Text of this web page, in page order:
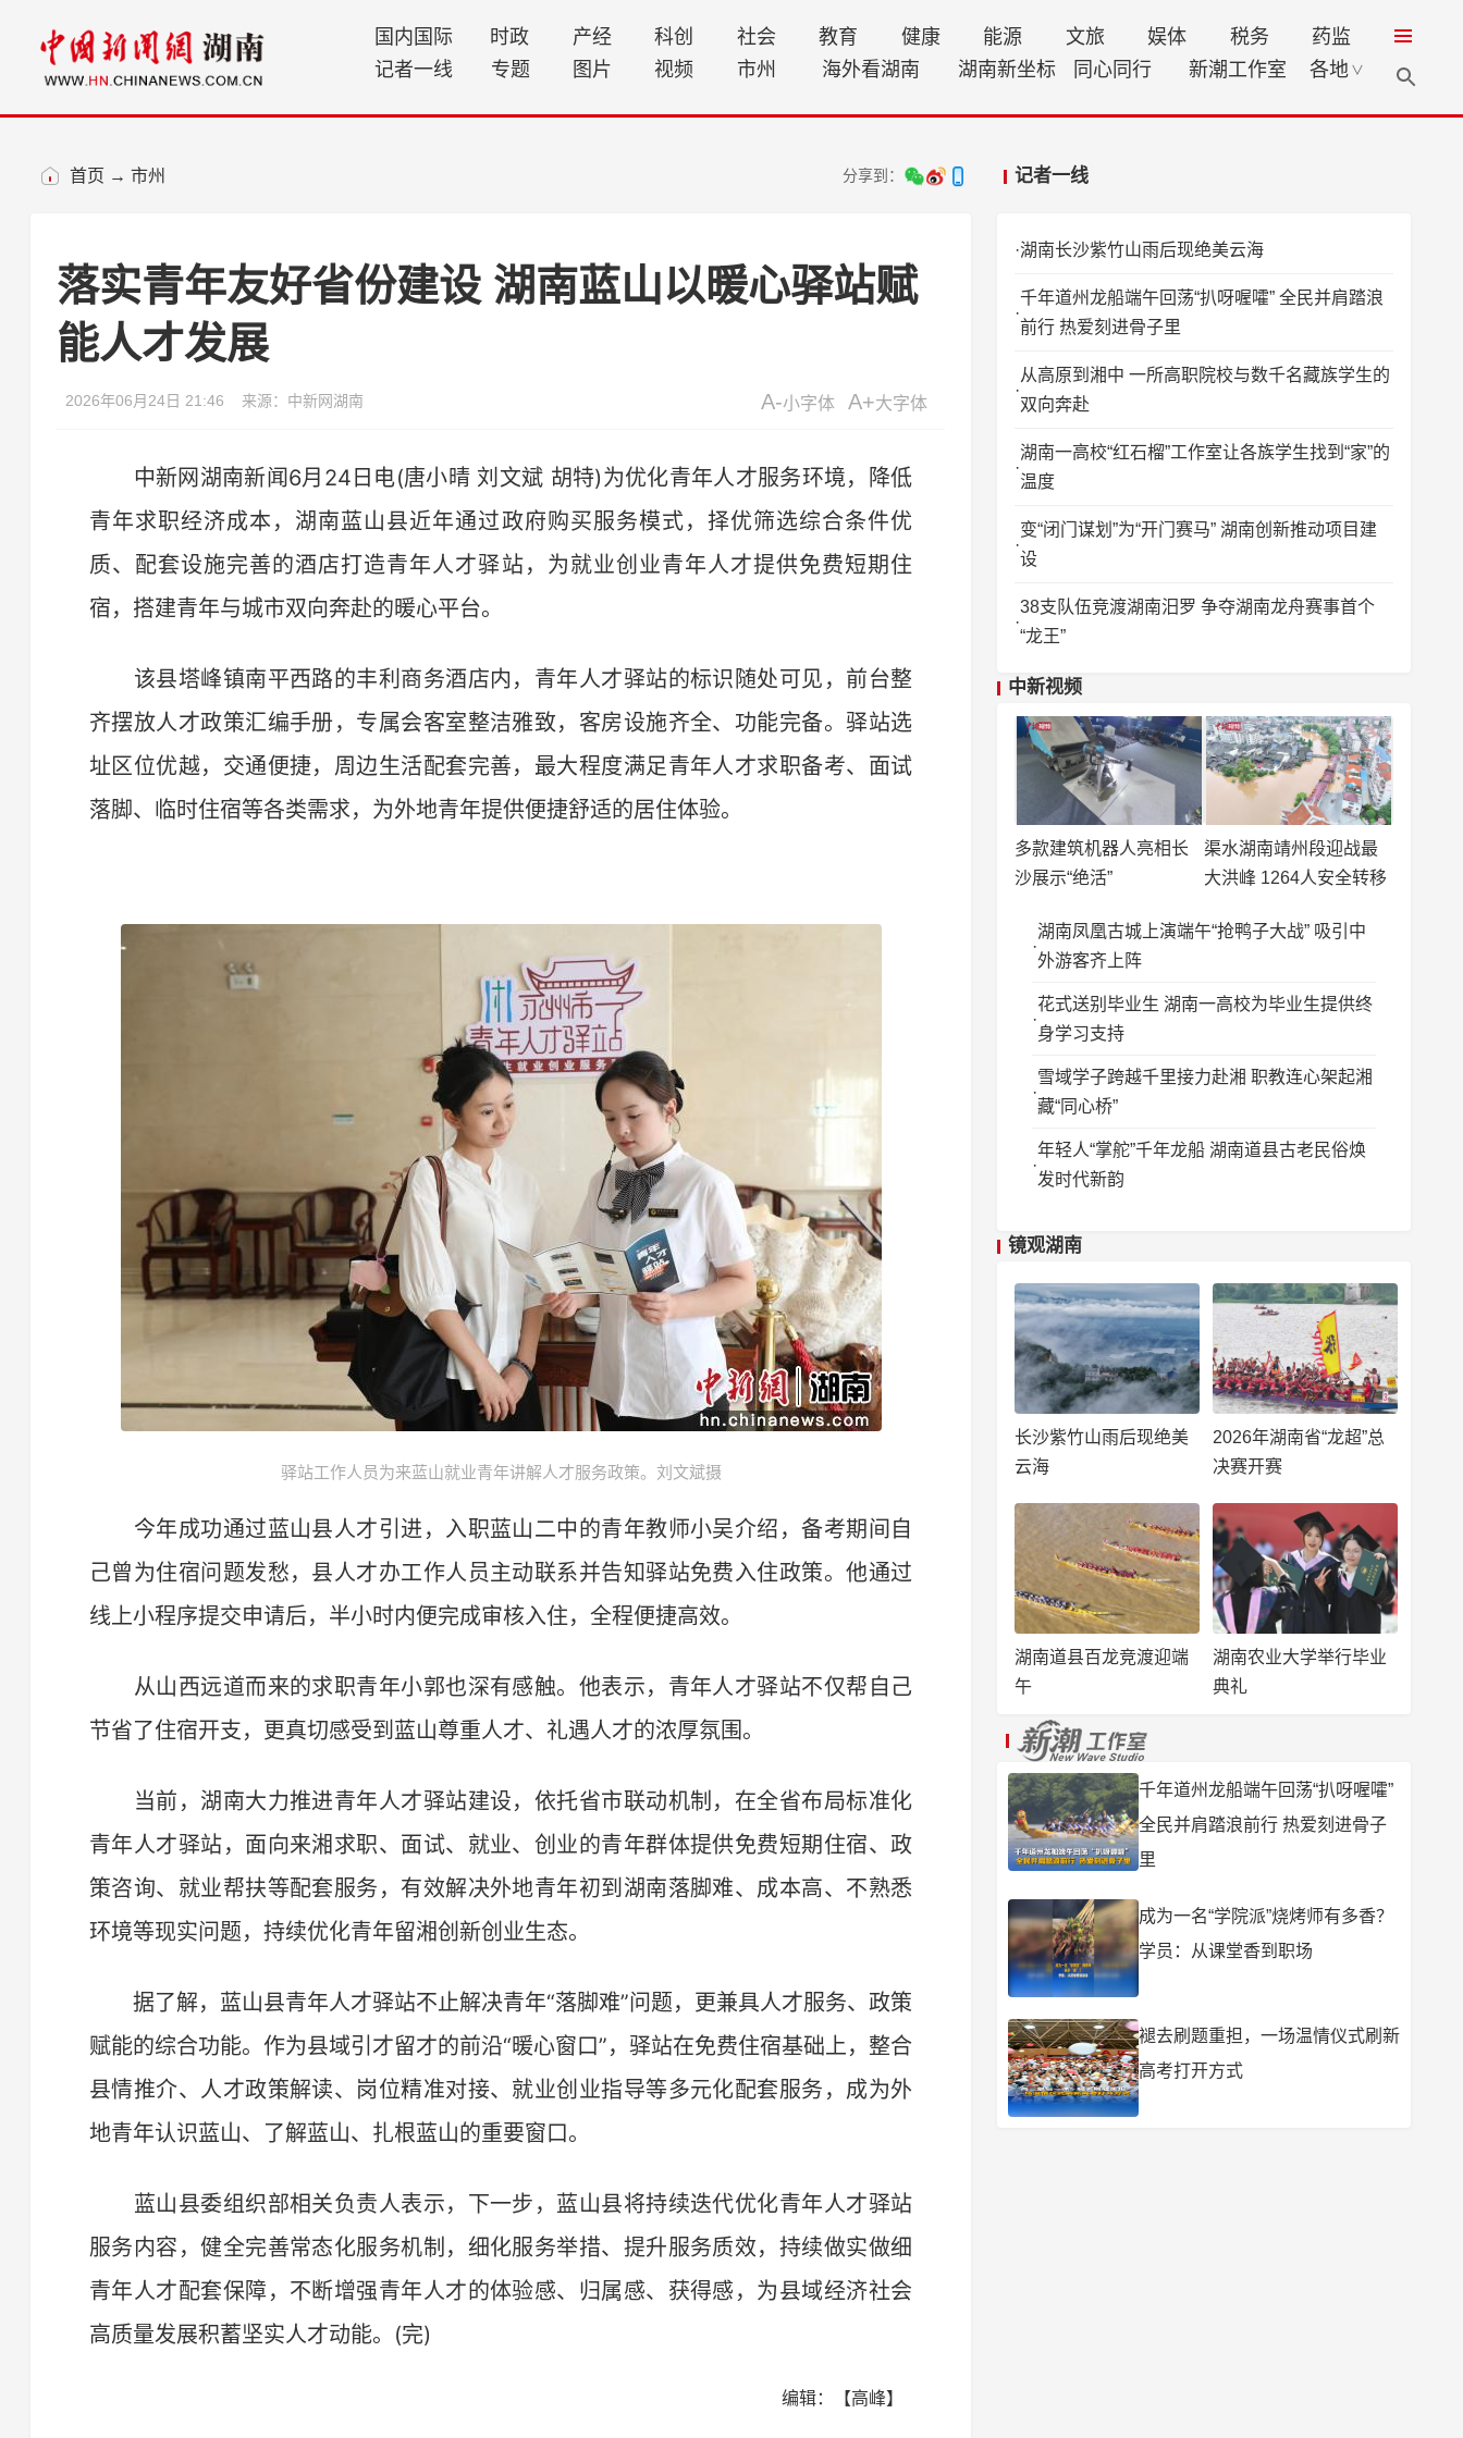
国内国际 时政 产经 科创 社会 教育 健康 能源 文旅 娱体 税务
药监
记者一线
专题 图片 视频 市州 海外看湖南 湖南新坐标 同心同行 新潮工作室 各地 ∨
首页 → 市州 分享到： 记者一线
落实青年友好省份建设 湖南蓝山以暖心驿站赋
能人才发展
2026年06月24日 21:46 来源：中新网湖南 A-小字体 A+大字体
中新网湖南新闻6月24日电(唐小晴 刘文斌 胡特)为优化青年人才服务环境，降低
青年求职经济成本，湖南蓝山县近年通过政府购买服务模式，择优筛选综合条件优
质、配套设施完善的酒店打造青年人才驿站，为就业创业青年人才提供免费短期住
宿，搭建青年与城市双向奔赴的暖心平台。
该县塔峰镇南平西路的丰利商务酒店内，青年人才驿站的标识随处可见，前台整
齐摆放人才政策汇编手册，专属会客室整洁雅致，客房设施齐全、功能完备。驿站选
址区位优越，交通便捷，周边生活配套完善，最大程度满足青年人才求职备考、面试
落脚、临时住宿等各类需求，为外地青年提供便捷舒适的居住体验。
驿站工作人员为来蓝山就业青年讲解人才服务政策。刘文斌摄
今年成功通过蓝山县人才引进，入职蓝山二中的青年教师小吴介绍，备考期间自
己曾为住宿问题发愁，县人才办工作人员主动联系并告知驿站免费入住政策。他通过
线上小程序提交申请后，半小时内便完成审核入住，全程便捷高效。
从山西远道而来的求职青年小郭也深有感触。他表示，青年人才驿站不仅帮自己
节省了住宿开支，更真切感受到蓝山尊重人才、礼遇人才的浓厚氛围。
当前，湖南大力推进青年人才驿站建设，依托省市联动机制，在全省布局标准化
青年人才驿站，面向来湘求职、面试、就业、创业的青年群体提供免费短期住宿、政
策咨询、就业帮扶等配套服务，有效解决外地青年初到湖南落脚难、成本高、不熟悉
环境等现实问题，持续优化青年留湘创新创业生态。
据了解，蓝山县青年人才驿站不止解决青年“落脚难”问题，更兼具人才服务、政策
赋能的综合功能。作为县域引才留才的前沿“暖心窗口”，驿站在免费住宿基础上，整合
县情推介、人才政策解读、岗位精准对接、就业创业指导等多元化配套服务，成为外
地青年认识蓝山、了解蓝山、扎根蓝山的重要窗口。
蓝山县委组织部相关负责人表示，下一步，蓝山县将持续迭代优化青年人才驿站
服务内容，健全完善常态化服务机制，细化服务举措、提升服务质效，持续做实做细
青年人才配套保障，不断增强青年人才的体验感、归属感、获得感，为县域经济社会
高质量发展积蓄坚实人才动能。(完)
编辑：【高峰】
湖南长沙紫竹山雨后现绝美云海
千年道州龙船端午回荡“扒呀喔嚯” 全民并肩踏浪
前行 热爱刻进骨子里
从高原到湘中 一所高职院校与数千名藏族学生的
双向奔赴
湖南一高校“红石榴”工作室让各族学生找到“家”的
温度
变“闭门谋划”为“开门赛马” 湖南创新推动项目建
设
38支队伍竞渡湖南汨罗 争夺湖南龙舟赛事首个
“龙王”
中新视频
多款建筑机器人亮相长
沙展示“绝活”
渠水湖南靖州段迎战最
大洪峰 1264人安全转移
湖南凤凰古城上演端午“抢鸭子大战” 吸引中
外游客齐上阵
花式送别毕业生 湖南一高校为毕业生提供终
身学习支持
雪域学子跨越千里接力赴湘 职教连心架起湘
藏“同心桥”
年轻人“掌舵”千年龙船 湖南道县古老民俗焕
发时代新韵
镜观湖南
长沙紫竹山雨后现绝美
云海
2026年湖南省“龙超”总
决赛开赛
湖南道县百龙竞渡迎端
午
湖南农业大学举行毕业
典礼
千年道州龙船端午回荡“扒呀喔嚯”
全民并肩踏浪前行 热爱刻进骨子
里
成为一名“学院派”烧烤师有多香？
学员：从课堂香到职场
褪去刷题重担，一场温情仪式刷新
高考打开方式